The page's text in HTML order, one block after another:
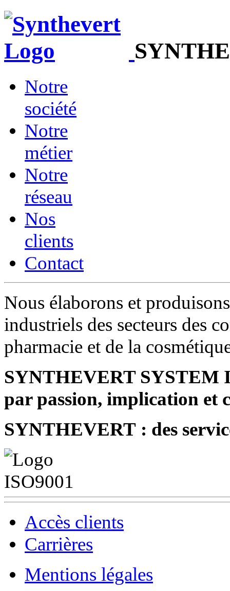
Notre
société
Notre
métier
Notre
réseau
Nos
clients
Contact
Nous élaborons et
industriels des secteurs des
pharmacie et de la
SYNTHEVERT SYSTEM
par passion, implication et
SYNTHEVERT : des
Accès clients
Carrières
Mentions légales